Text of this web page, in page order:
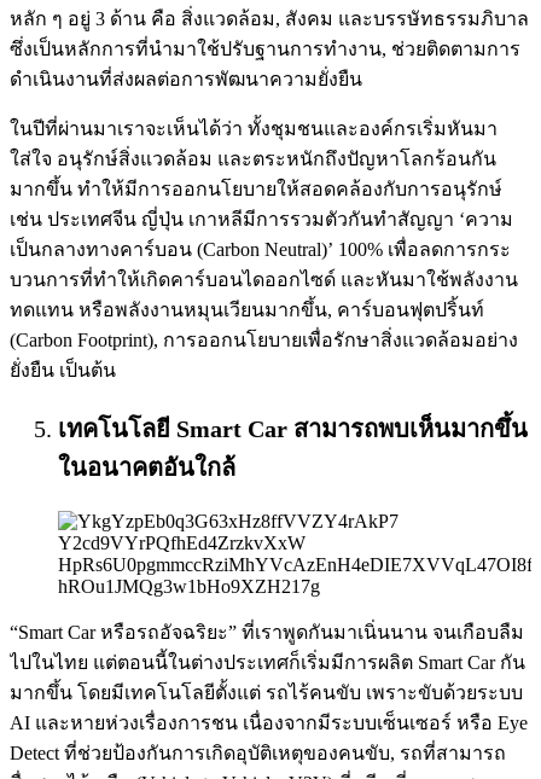
หลัก ๆ อยู่ 3 ด้าน คือ สิ่งแวดล้อม, สังคม และบรรษัทธรรมภิบาล
ซึ่งเป็นหลักการที่นำมาใช้ปรับฐานการทำงาน, ช่วยติดตามการ
ดำเนินงานที่ส่งผลต่อการพัฒนาความยั่งยืน
ในปีที่ผ่านมาเราจะเห็นได้ว่า ทั้งชุมชนและองค์กรเริ่มหันมา
ใส่ใจ อนุรักษ์สิ่งแวดล้อม และตระหนักถึงปัญหาโลกร้อนกัน
มากขึ้น ทำให้มีการออกนโยบายให้สอดคล้องกับการอนุรักษ์
เช่น ประเทศจีน ญี่ปุ่น เกาหลีมีการรวมตัวกันทำสัญญา ‘ความ
เป็นกลางทางคาร์บอน (Carbon Neutral)’ 100% เพื่อลดการกระ
บวนการที่ทำให้เกิดคาร์บอนไดออกไซด์ และหันมาใช้พลังงาน
ทดแทน หรือพลังงานหมุนเวียนมากขึ้น, คาร์บอนฟุตปริ้นท์
(Carbon Footprint), การออกนโยบายเพื่อรักษาสิ่งแวดล้อมอย่าง
ยั่งยืน เป็นต้น
เทคโนโลยี Smart Car สามารถพบเห็นมากขึ้น
ในอนาคตอันใกล้
“Smart Car หรือรถอัจฉริยะ” ที่เราพูดกันมาเนิ่นนาน จนเกือบลืม
ไปในไทย แต่ตอนนี้ในต่างประเทศก็เริ่มมีการผลิต Smart Car กัน
มากขึ้น โดยมีเทคโนโลยีตั้งแต่ รถไร้คนขับ เพราะขับด้วยระบบ
AI และหายห่วงเรื่องการชน เนื่องจากมีระบบเซ็นเซอร์ หรือ Eye
Detect ที่ช่วยป้องกันการเกิดอุบัติเหตุของคนขับ, รถที่สามารถ